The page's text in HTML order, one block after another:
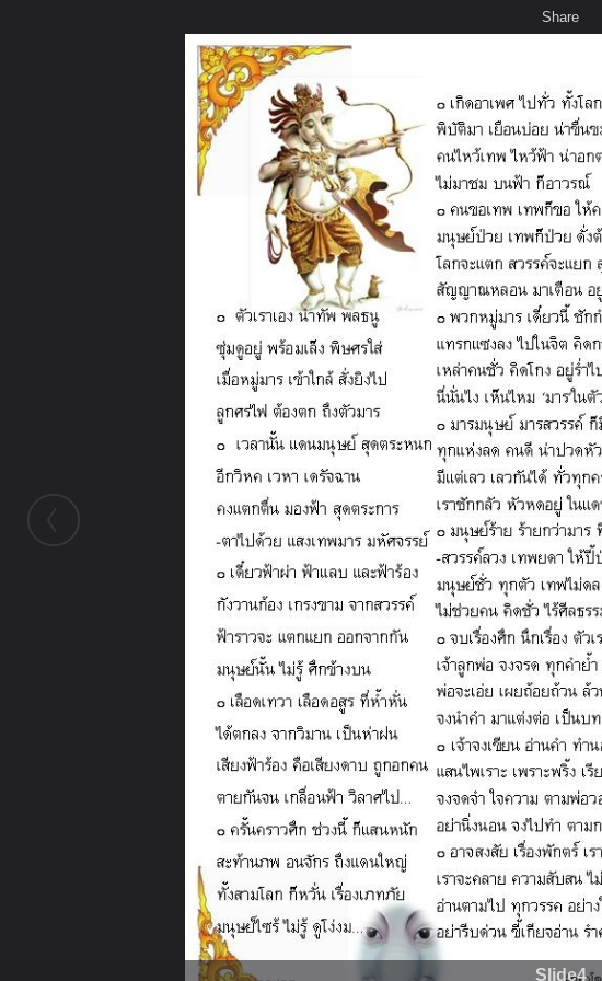
phataravudh สาส์นจากพระพิฆเณศ กับภัยพิบัติ
เว็บบอร์ด มีอะไรใหม่ วิดีโอ รูปภาพ
มีอะไรใหม่ คอลเล็คชั่น สถานที่ กล้อง แท็ก
เสียงธรรม
Share
Slide4